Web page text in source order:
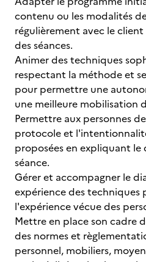
contenu ou les modalités
régulièrement avec le
des séances.
Animer des techniques
respectant la méthode et
pour permettre une
une meilleure mobilisation
Permettre aux personnes
protocole et
proposées en expliquant
séance.
Gérer et accompagner le
expérience des techniques
l'expérience vécue des
Mettre en place son cadre
des normes et
personnel, mobiliers,